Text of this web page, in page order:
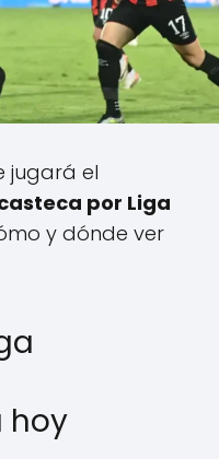
jugará el
por Liga
y dónde ver
hoy